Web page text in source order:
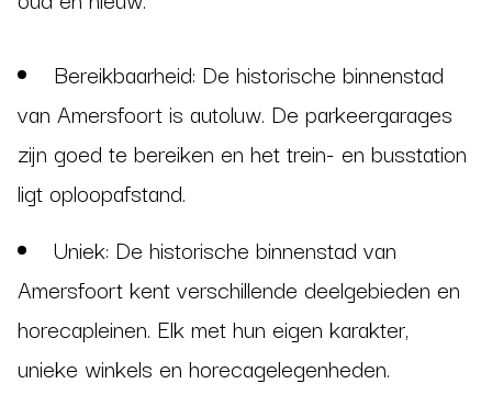
Bereikbaarheid: De historische binnenstad
van Amersfoort is autoluw. De parkeergarages
zijn goed te bereiken en het trein- en busstation
ligt oploopafstand.
Uniek: De historische binnenstad van
Amersfoort kent verschillende deelgebieden en
horecapleinen. Elk met hun eigen karakter,
unieke winkels en horecagelegenheden.